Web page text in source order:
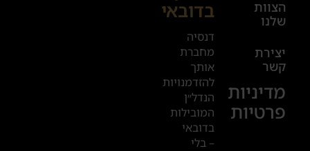
הצוות
שלנו
יצירת
קשר
מדיניות
פרטיות
17:00
+972
52
601
2019
בדובאי
דנסיה
מחברת
אותך
להזדמנויות
הנדל״ן
המובילות
בדובאי
– בלי